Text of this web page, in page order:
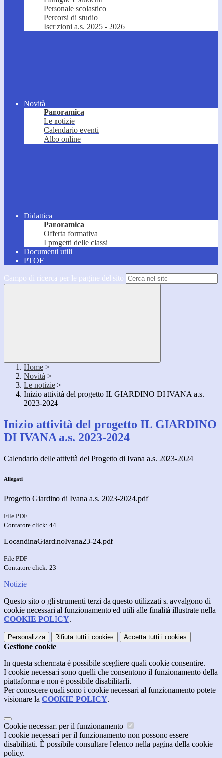
Personale scolastico
Percorsi di studio
Iscrizioni a.s. 2025 - 2026
Novità
Panoramica
Le notizie
Calendario eventi
Albo online
Didattica
Panoramica
Offerta formativa
I progetti delle classi
Documenti utili
PTOF
Campo di ricerca per le pagine del sito
Home >
Novità >
Le notizie >
Inizio attività del progetto IL GIARDINO DI IVANA a.s.
2023-2024
Inizio attività del progetto IL GIARDINO
DI IVANA a.s. 2023-2024
Calendario delle attività del Progetto di Ivana a.s. 2023-2024
Allegati
Progetto Giardino di Ivana a.s. 2023-2024.pdf
File PDF
Contatore click: 44
LocandinaGiardinoIvana23-24.pdf
File PDF
Contatore click: 23
Notizie
Questo sito o gli strumenti terzi da questo utilizzati si avvalgono di
cookie necessari al funzionamento ed utili alle finalità illustrate nella
COOKIE POLICY.
Personalizza Rifiuta tutti i cookies Accetta tutti i cookies
Gestione cookie
In questa schermata è possibile scegliere quali cookie consentire.
I cookie necessari sono quelli che consentono il funzionamento della
piattaforma e non è possibile disabilitarli.
Per conoscere quali sono i cookie necessari al funzionamento potete
visionare la COOKIE POLICY.
Cookie necessari per il funzionamento
I cookie necessari per il funzionamento non possono essere
disabilitati. È possibile consultare l'elenco nella pagina della cookie
policy.